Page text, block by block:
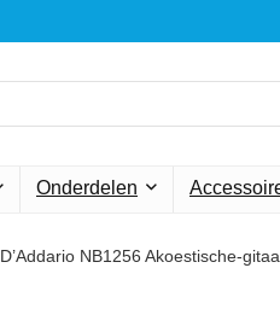
Onderdelen
D’Addario NB1256 Akoestische-